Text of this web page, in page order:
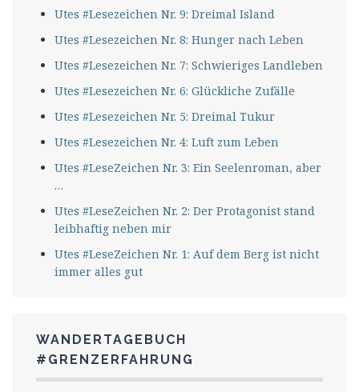
Utes #Lesezeichen Nr. 9: Dreimal Island
Utes #Lesezeichen Nr. 8: Hunger nach Leben
Utes #Lesezeichen Nr. 7: Schwieriges Landleben
Utes #Lesezeichen Nr. 6: Glückliche Zufälle
Utes #Lesezeichen Nr. 5: Dreimal Tukur
Utes #Lesezeichen Nr. 4: Luft zum Leben
Utes #LeseZeichen Nr. 3: Ein Seelenroman, aber
…
Utes #LeseZeichen Nr. 2: Der Protagonist stand
leibhaftig neben mir
Utes #LeseZeichen Nr. 1: Auf dem Berg ist nicht
immer alles gut
WANDERTAGEBUCH
#GRENZERFAHRUNG